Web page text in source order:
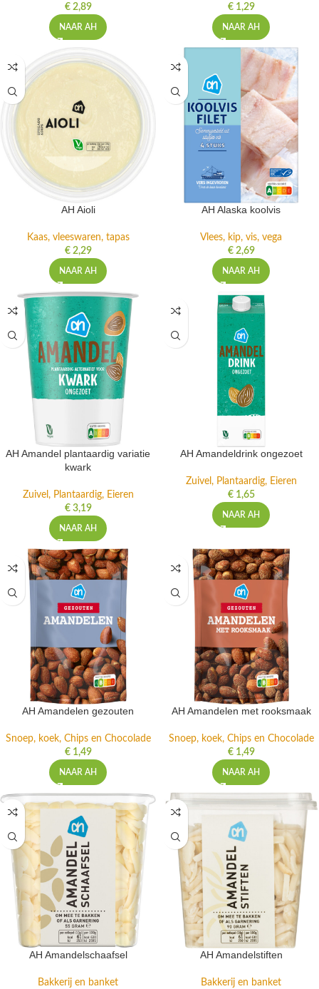
€2,89
NAAR AH
€1,29
NAAR AH
AH Aioli
Kaas, vleeswaren, tapas
€2,29
NAAR AH
AH Alaska koolvis
Vlees, kip, vis, vega
€2,69
NAAR AH
AH Amandel plantaardig variatie
kwark
Zuivel, Plantaardig, Eieren
€3,19
NAAR AH
AH Amandeldrink ongezoet
Zuivel, Plantaardig, Eieren
€1,65
NAAR AH
AH Amandelen gezouten
Snoep, koek, Chips en Chocolade
€1,49
NAAR AH
AH Amandelen met rooksmaak
Snoep, koek, Chips en Chocolade
€1,49
NAAR AH
AH Amandelschaafsel
Bakkerij en banket
AH Amandelstiften
Bakkerij en banket